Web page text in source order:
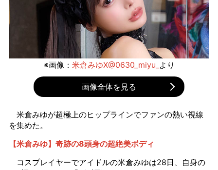
※画像： 米倉みゆX@0630_miyu_ より
画像全体を見る
米倉みゆが超極上のヒップラインでファンの熱い視線
を集めた。
【米倉みゆ】奇跡の8頭身の超絶美ボディ
コスプレイヤーでアイドルの米倉みゆは28日、自身の